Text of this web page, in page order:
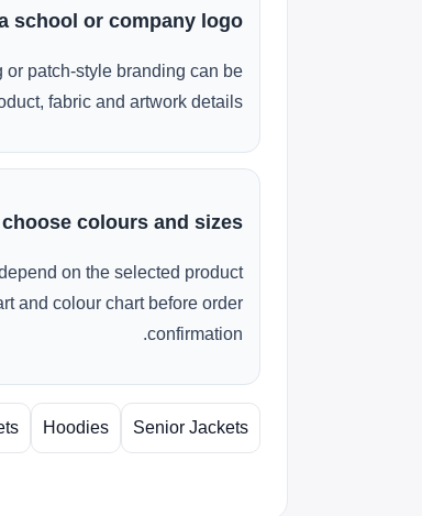
school or company logo?
or patch-style branding can be
fabric and artwork details.
colours and sizes?
on the selected product
and colour chart before order
confirmation.
Senior Jackets
Hoodies